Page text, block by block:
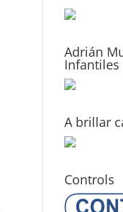
Adrián
Infantiles
A brillar
Controls